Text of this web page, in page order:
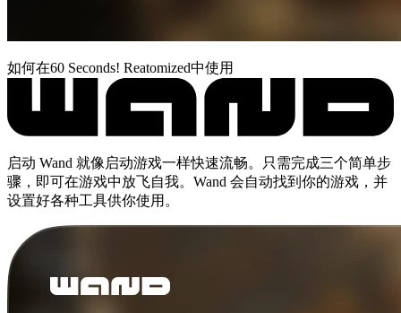
如何在60 Seconds! Reatomized中使用
启动 Wand 就像启动游戏一样快速流畅。只需完成三个简单步
骤，即可在游戏中放飞自我。Wand 会自动找到你的游戏，并
设置好各种工具供你使用。